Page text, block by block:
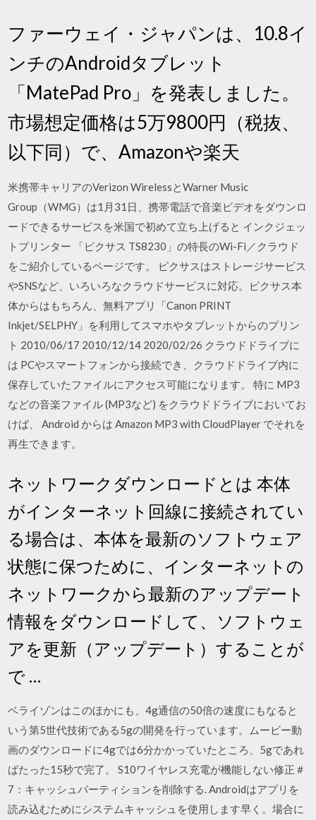
ファーウェイ・ジャパンは、10.8イ
ンチのAndroidタブレット
「MatePad Pro」を発表しました。
市場想定価格は5万9800円（税抜、
以下同）で、Amazonや楽天
米携帯キャリアのVerizon WirelessとWarner Music
Group（WMG）は1月31日、携帯電話で音楽ビデオをダウンロ
ードできるサービスを米国で初めて立ち上げると インクジェッ
トプリンター 「ピクサス TS8230」の特長のWi-Fi／クラウド
をご紹介しているページです。 ピクサスはストレージサービス
やSNSなど、いろいろなクラウドサービスに対応。ピクサス本
体からはもちろん、無料アプリ「Canon PRINT
Inkjet/SELPHY」を利用してスマホやタブレットからのプリン
ト 2010/06/17 2010/12/14 2020/02/26 クラウドドライブに
は PCやスマートフォンから接続でき、クラウドドライブ内に
保存していたファイルにアクセス可能になります。 特に MP3
などの音楽ファイル (MP3など) をクラウドドライブにおいてお
けば、 Android からは Amazon MP3 with CloudPlayer でそれを
再生できます。
ネットワークダウンロードとは 本体
がインターネット回線に接続されてい
る場合は、本体を最新のソフトウェア
状態に保つために、インターネットの
ネットワークから最新のアップデート
情報をダウンロードして、ソフトウェ
アを更新（アップデート）することが
で …
ベライゾンはこのほかにも、4g通信の50倍の速度にもなると
いう第5世代技術である5gの開発を行っています。ムービー動
画のダウンロードに4gでは6分かかっていたところ、5gであれ
ばたった15秒で完了。 S10ワイヤレス充電が機能しない修正＃
7：キャッシュパーティションを削除する. Androidはアプリを
読み込むためにシステムキャッシュを使用します早く。場合に